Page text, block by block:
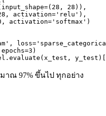
28)),
activation='relu'),
activation='softmax')
าณ 97% ขึ้นไป ทุกอย่าง